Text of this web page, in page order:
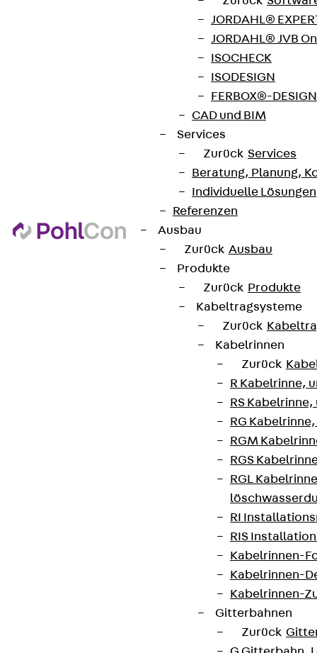
JORDAHL®
JORDAHL® JVB
ISOCHECK
ISODESIGN
FERBOX®-
CAD und BIM
Services
Zurück Services
Beratung, Planung,
Individuelle Lösungen
Referenzen
Ausbau
Zurück Ausbau
Produkte
Zurück Produkte
Kabeltragsysteme
Zurück
Kabelrinnen
Zurück
R Kabelrinne,
RS
RG
RGM
RGS
RGL
RI
RIS
Kabelrinnen-
Kabelrinnen-
Kabelrinnen-
Gitterbahnen
Zurück